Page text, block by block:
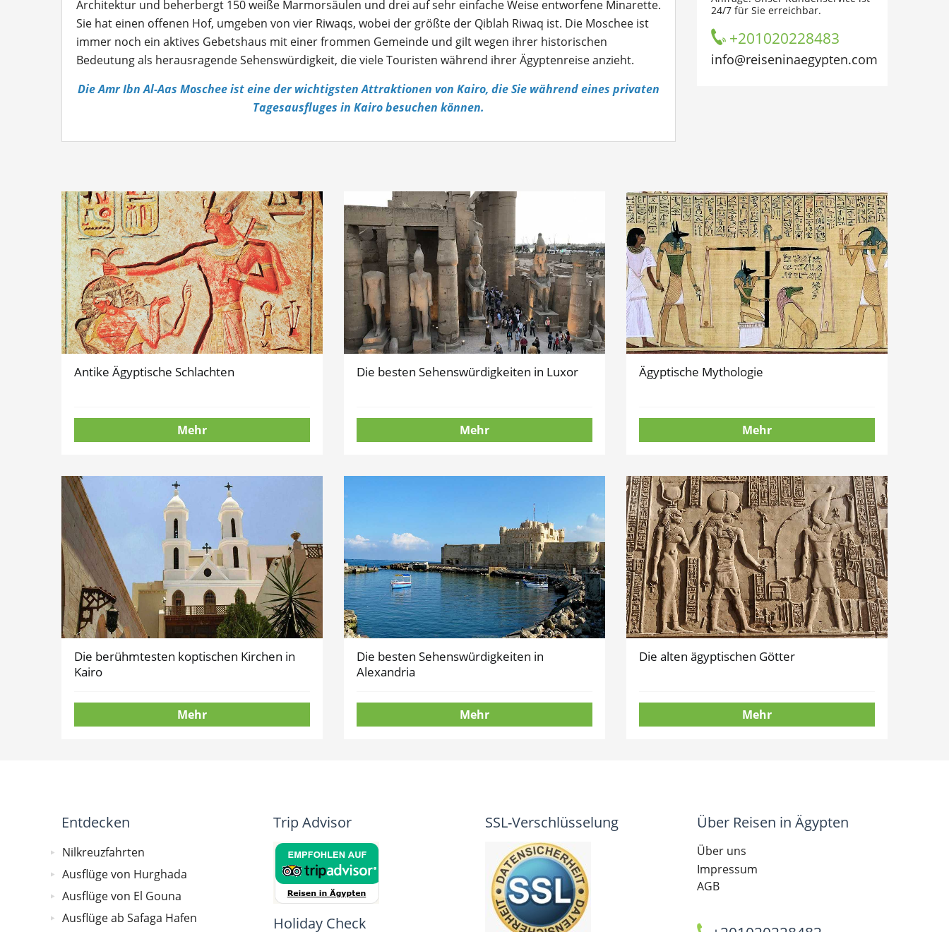
Architektur und beherbergt 150 weiße Marmorsäulen und drei auf sehr einfache Weise entworfene Minarette.
Sie hat einen offenen Hof, umgeben von vier Riwaqs, wobei der größte der Qiblah Riwaq ist. Die Moschee ist
immer noch ein aktives Gebetshaus mit einer frommen Gemeinde und gilt wegen ihrer historischen
Bedeutung als herausragende Sehenswürdigkeit, die viele Touristen während ihrer Ägyptenreise anzieht.
Die Amr Ibn Al-Aas Moschee ist eine der wichtigsten Attraktionen von Kairo, die Sie während eines privaten
Tagesausfluges in Kairo besuchen können.
24/7 für Sie erreichbar.
+201020228483
info@reiseninaegypten.com
Antike Ägyptische Schlachten
Mehr
Die besten Sehenswürdigkeiten in Luxor
Mehr
Ägyptische Mythologie
Mehr
Die berühmtesten koptischen Kirchen in
Kairo
Mehr
Die besten Sehenswürdigkeiten in
Alexandria
Mehr
Die alten ägyptischen Götter
Mehr
Entdecken
Nilkreuzfahrten
Ausflüge von Hurghada
Ausflüge von El Gouna
Ausflüge ab Safaga Hafen
Trip Advisor
Holiday Check
SSL-Verschlüsselung Über Reisen in Ägypten
Über uns
Impressum
AGB